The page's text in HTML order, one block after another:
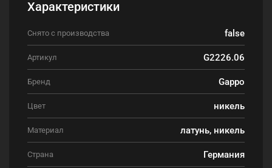
Характеристики
Снято с производства false
Артикул G2226.06
Бренд Gappo
Цвет никель
Материал латунь, никель
Страна Германия